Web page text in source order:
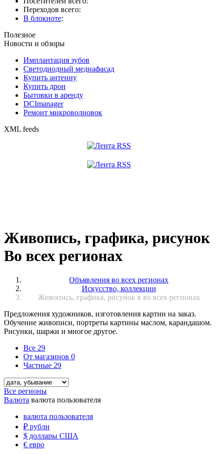
Переходов всего:
В блокноте:
Полезное
Новости и обзоры
Имплантация зубов
Светодиодный медиафасад
Купить антенну
Купить дрон
Бытовки в аренду
DCImanager
Ремонт микроволновок
XML feeds
Живопись, графика, рисунок
Во всех регионах
Объявления во всех регионах
Искусство, коллекции
Живопись, графика, рисунок в во всех регионах
Предложения художников, изготовления картин на заказ.
Обучение живописи, портреты картины маслом, карандашом.
Рисунки, шаржи и многое другое.
Все 29
От магазинов 0
Частные 29
Все регионы
Валюта валюта пользователя
валюта пользователя
₽ рубли
$ доллары США
€ евро